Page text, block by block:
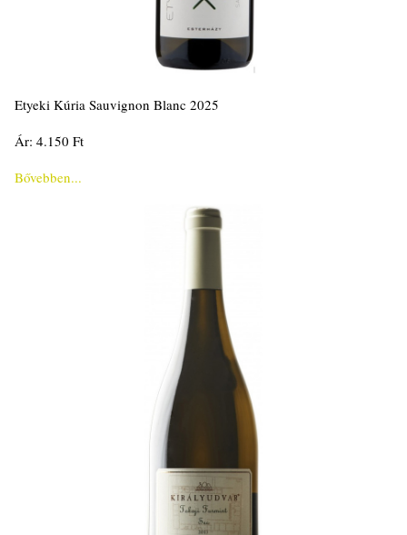
Etyeki Kúria Sauvignon Blanc 2025
Ár: 4.150 Ft
Bővebben...